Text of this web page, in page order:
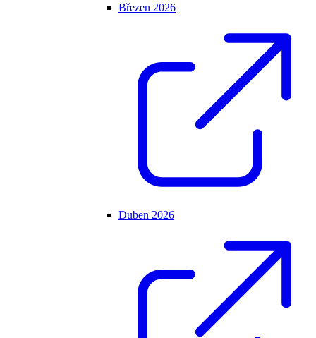
Březen 2026
Duben 2026